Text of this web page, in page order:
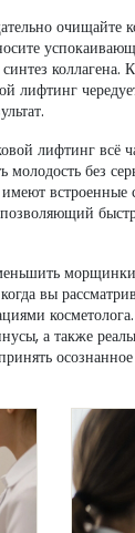
очищайте
коллагена.
лифтинг
лифтинг всё
молодость без
вы
а также